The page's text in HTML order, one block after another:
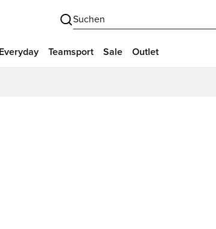
Suchen
Everyday Teamsport Sale Outlet